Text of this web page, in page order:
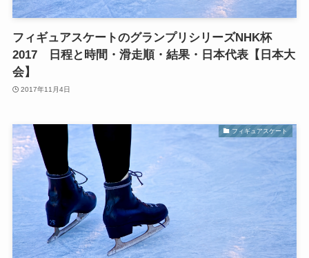
フィギュアスケートのグランプリシリーズNHK杯
2017 日程と時間・滑走順・結果・日本代表【日本大
会】
2017年11月4日
フィギュアスケート